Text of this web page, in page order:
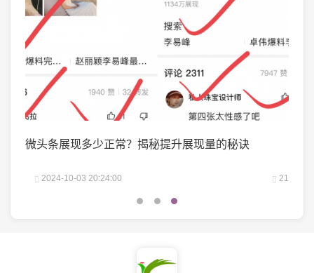
微头条展现多少正常？揭秘提升展现量的秘诀
2024-10-03 20:24:00 21